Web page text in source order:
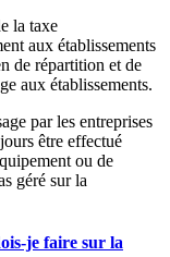
la taxe
aux établissements
de répartition et de
aux établissements.
par les entreprises
être effectué
ou de
géré sur la
je faire sur la